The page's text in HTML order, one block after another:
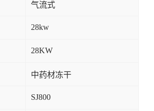
气流式
28kw
28KW
中药材冻干
SJ800